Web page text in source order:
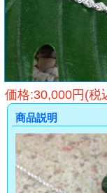
価格:30,000円(税
商品説明